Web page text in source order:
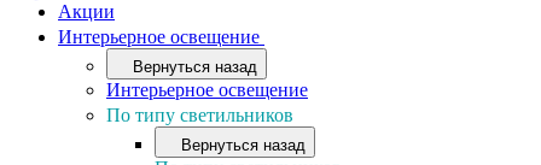
Акции
Интерьерное освещение
Вернуться назад
Интерьерное освещение
По типу светильников
Вернуться назад